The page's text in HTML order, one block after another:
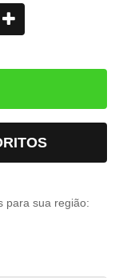
para sua região: